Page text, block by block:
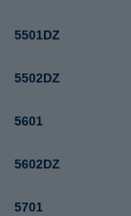
5501DZ
5502DZ
5601
5602DZ
5701